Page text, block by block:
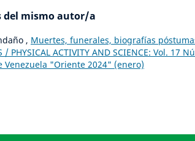
del mismo autor/a
, Muertes, funerales, biografías
/ PHYSICAL ACTIVITY AND SCIENCE: Vol.
Venezuela "Oriente 2024" (enero)